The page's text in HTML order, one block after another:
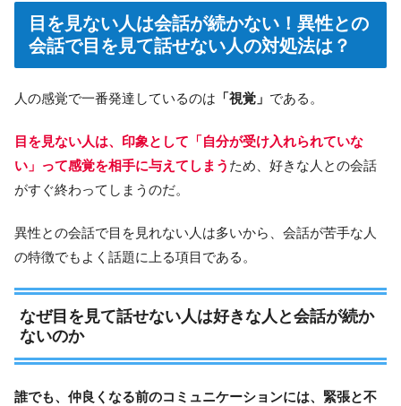
目を見ない人は会話が続かない！異性との
会話で目を見て話せない人の対処法は？
人の感覚で一番発達しているのは 「視覚」 である。
目を見ない人は、印象として「自分が受け入れられていな
い」って感覚を相手に与えてしまう ため、好きな人との会話
がすぐ終わってしまうのだ。
異性との会話で目を見れない人は多いから、会話が苦手な人
の特徴でもよく話題に上る項目である。
なぜ目を見て話せない人は好きな人と会話が続か
ないのか
誰でも、仲良くなる前のコミュニケーションには、緊張と不